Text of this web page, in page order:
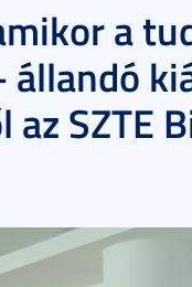
a
állandó
SZTE